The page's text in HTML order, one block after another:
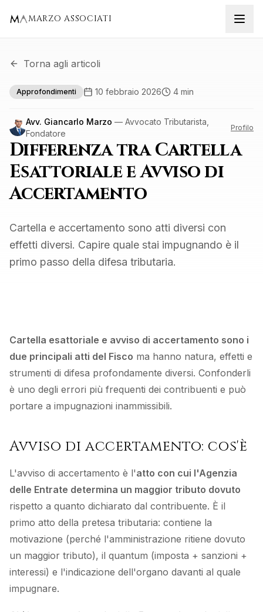
MARZO ASSOCIATI
Torna agli articoli
Approfondimenti 10 febbraio 2026 4 min
Avv. Giancarlo Marzo — Avvocato Tributarista,
Fondatore
Profilo
Differenza tra Cartella
Esattoriale e Avviso di
Accertamento
Cartella e accertamento sono atti diversi con
effetti diversi. Capire quale stai impugnando è il
primo passo della difesa tributaria.
Cartella esattoriale e avviso di accertamento sono i
due principali atti del Fisco ma hanno natura, effetti e
strumenti di difesa profondamente diversi. Confonderli
è uno degli errori più frequenti dei contribuenti e può
portare a impugnazioni inammissibili.
Avviso di accertamento: cos'è
L'avviso di accertamento è l'atto con cui l'Agenzia
delle Entrate determina un maggior tributo dovuto
rispetto a quanto dichiarato dal contribuente. È il
primo atto della pretesa tributaria: contiene la
motivazione (perché l'amministrazione ritiene dovuto
un maggior tributo), il quantum (imposta + sanzioni +
interessi) e l'indicazione dell'organo davanti al quale
impugnare.